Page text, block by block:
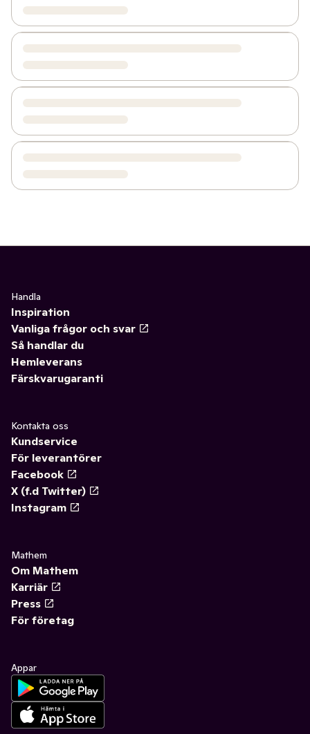
Handla
Inspiration
Vanliga frågor och svar
Så handlar du
Hemleverans
Färskvarugaranti
Kontakta oss
Kundservice
För leverantörer
Facebook
X (f.d Twitter)
Instagram
Mathem
Om Mathem
Karriär
Press
För företag
Appar